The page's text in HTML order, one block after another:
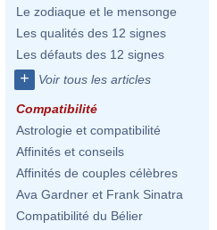
Le zodiaque et le mensonge
Les qualités des 12 signes
Les défauts des 12 signes
+ Voir tous les articles
Compatibilité
Astrologie et compatibilité
Affinités et conseils
Affinités de couples célèbres
Ava Gardner et Frank Sinatra
Compatibilité du Bélier